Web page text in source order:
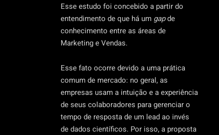
Esse estudo foi concebido a partir do
entendimento de que há um gapde
conhecimento entre as áreas de
Marketing e Vendas.
Esse fato ocorre devido a uma prática
comum de mercado: no geral, as
empresas usam a intuição e a experiência
de seus colaboradores para gerenciar o
tempo de resposta de um lead ao invés
de dados científicos. Por isso, a proposta